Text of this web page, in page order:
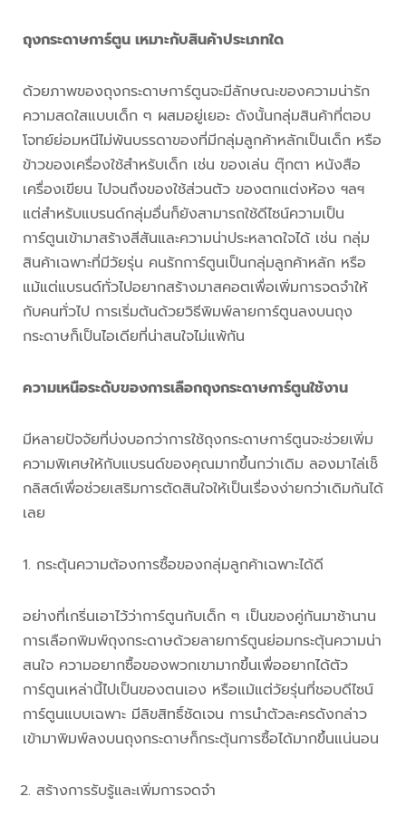
ถุงกระดาษการ์ตูน เหมาะกับสินค้าประเภทใด
ด้วยภาพของถุงกระดาษการ์ตูนจะมีลักษณะของความน่ารัก
ความสดใสแบบเด็ก ๆ ผสมอยู่เยอะ ดังนั้นกลุ่มสินค้าที่ตอบ
โจทย์ย่อมหนีไม่พ้นบรรดาของที่มีกลุ่มลูกค้าหลักเป็นเด็ก หรือ
ข้าวของเครื่องใช้สำหรับเด็ก เช่น ของเล่น ตุ๊กตา หนังสือ
เครื่องเขียน ไปจนถึงของใช้ส่วนตัว ของตกแต่งห้อง ฯลฯ
แต่สำหรับแบรนด์กลุ่มอื่นก็ยังสามารถใช้ดีไซน์ความเป็น
การ์ตูนเข้ามาสร้างสีสันและความน่าประหลาดใจได้ เช่น กลุ่ม
สินค้าเฉพาะที่มีวัยรุ่น คนรักการ์ตูนเป็นกลุ่มลูกค้าหลัก หรือ
แม้แต่แบรนด์ทั่วไปอยากสร้างมาสคอตเพื่อเพิ่มการจดจำให้
กับคนทั่วไป การเริ่มต้นด้วยวิธีพิมพ์ลายการ์ตูนลงบนถุง
กระดาษก็เป็นไอเดียที่น่าสนใจไม่แพ้กัน
ความเหนือระดับของการเลือกถุงกระดาษการ์ตูนใช้งาน
มีหลายปัจจัยที่บ่งบอกว่าการใช้ถุงกระดาษการ์ตูนจะช่วยเพิ่ม
ความพิเศษให้กับแบรนด์ของคุณมากขึ้นกว่าเดิม ลองมาไล่เช็
กลิสต์เพื่อช่วยเสริมการตัดสินใจให้เป็นเรื่องง่ายกว่าเดิมกันได้
เลย
กระตุ้นความต้องการซื้อของกลุ่มลูกค้าเฉพาะได้ดี
อย่างที่เกริ่นเอาไว้ว่าการ์ตูนกับเด็ก ๆ เป็นของคู่กันมาช้านาน
การเลือกพิมพ์ถุงกระดาษด้วยลายการ์ตูนย่อมกระตุ้นความน่า
สนใจ ความอยากซื้อของพวกเขามากขึ้นเพื่ออยากได้ตัว
การ์ตูนเหล่านี้ไปเป็นของตนเอง หรือแม้แต่วัยรุ่นที่ชอบดีไซน์
การ์ตูนแบบเฉพาะ มีลิขสิทธิ์ชัดเจน การนำตัวละครดังกล่าว
เข้ามาพิมพ์ลงบนถุงกระดาษก็กระตุ้นการซื้อได้มากขึ้นแน่นอน
สร้างการรับรู้และเพิ่มการจดจำ